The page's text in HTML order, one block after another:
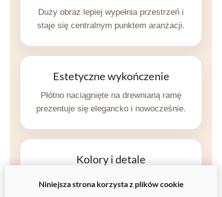
Duży obraz lepiej wypełnia przestrzeń i
staje się centralnym punktem aranżacji.
Estetyczne wykończenie
Płótno naciągnięte na drewnianą ramę
prezentuje się elegancko i nowocześnie.
Kolory i detale
sprawiają, że obraz prezentuje się
Niniejsza strona korzysta z plików cookie